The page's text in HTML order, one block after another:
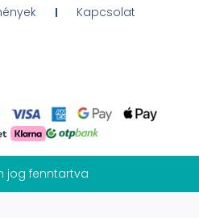
Kapcsolat
jog fenntartva